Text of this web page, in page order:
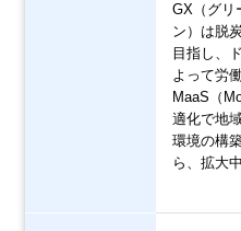
GX（グリ
ン）は脱
目指し、
よって労
MaaS（
適化で地
環境の構
ら、拡大中